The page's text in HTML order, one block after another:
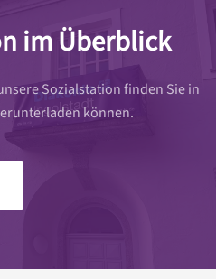
im Überblick
Sozialstation finden Sie in
können.